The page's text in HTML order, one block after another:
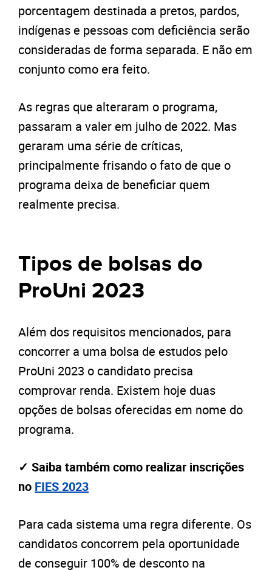
porcentagem destinada a pretos, pardos,
indígenas e pessoas com deficiência serão
consideradas de forma separada. E não em
conjunto como era feito.
As regras que alteraram o programa,
passaram a valer em julho de 2022. Mas
geraram uma série de críticas,
principalmente frisando o fato de que o
programa deixa de beneficiar quem
realmente precisa.
Tipos de bolsas do
ProUni 2023
Além dos requisitos mencionados, para
concorrer a uma bolsa de estudos pelo
ProUni 2023 o candidato precisa
comprovar renda. Existem hoje duas
opções de bolsas oferecidas em nome do
programa.
✓ Saiba também como realizar inscrições
no FIES 2023
Para cada sistema uma regra diferente. Os
candidatos concorrem pela oportunidade
de conseguir 100% de desconto na